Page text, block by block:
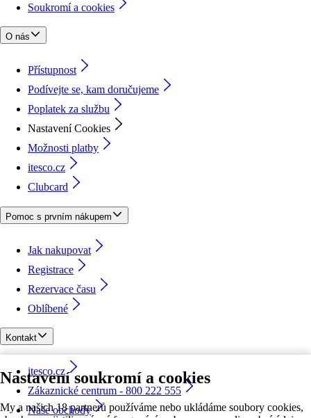
Nastavení soukromí a cookies
My a našich 18 partnerů používáme nebo ukládáme soubory cookies,
Soukromí a cookies
O nás
Přístupnost
Podívejte se, kam doručujeme
Poplatek za službu
Nastavení Cookies
Možnosti platby
itesco.cz
Clubcard
Pomoc s prvním nákupem
Jak nakupovat
Registrace
Rezervace času
Oblíbené
Kontakt
itesco.cz
Zákaznické centrum - 800 222 555
Naše obchody